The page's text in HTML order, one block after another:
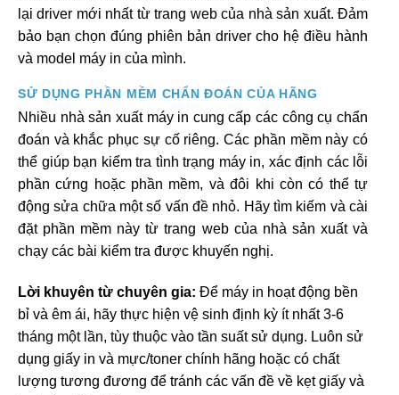
lại driver mới nhất từ trang web của nhà sản xuất. Đảm
bảo bạn chọn đúng phiên bản driver cho hệ điều hành
và model máy in của mình.
SỬ DỤNG PHẦN MỀM CHẨN ĐOÁN CỦA HÃNG
Nhiều nhà sản xuất máy in cung cấp các công cụ chẩn
đoán và khắc phục sự cố riêng. Các phần mềm này có
thể giúp bạn kiểm tra tình trạng máy in, xác định các lỗi
phần cứng hoặc phần mềm, và đôi khi còn có thể tự
động sửa chữa một số vấn đề nhỏ. Hãy tìm kiếm và cài
đặt phần mềm này từ trang web của nhà sản xuất và
chạy các bài kiểm tra được khuyến nghị.
Lời khuyên từ chuyên gia: Để máy in hoạt động bền
bỉ và êm ái, hãy thực hiện vệ sinh định kỳ ít nhất 3-6
tháng một lần, tùy thuộc vào tần suất sử dụng. Luôn sử
dụng giấy in và mực/toner chính hãng hoặc có chất
lượng tương đương để tránh các vấn đề về kẹt giấy và